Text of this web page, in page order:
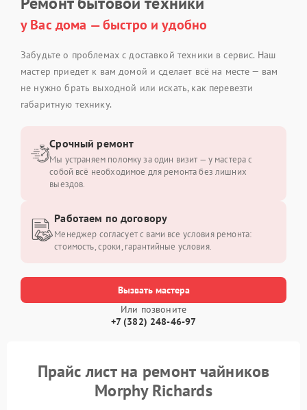
у Вас дома — быстро и удобно
Забудьте о проблемах с доставкой техники в сервис. Наш
мастер приедет к вам домой и сделает всё на месте — вам
не нужно брать выходной или искать, как перевезти
габаритную технику.
Вызвать мастера
Или позвоните
+7 (382) 248-46-97
Срочный ремонт
Мы устраняем поломку за один визит — у мастера с
собой всё необходимое для ремонта без лишних
выездов.
Работаем по договору
Менеджер согласует с вами все условия ремонта:
стоимость, сроки, гарантийные условия.
Прайс лист на ремонт чайников
Morphy Richards